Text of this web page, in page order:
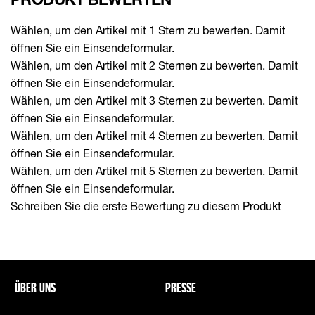
Wählen, um den Artikel mit 1 Stern zu bewerten. Damit
öffnen Sie ein Einsendeformular.
Wählen, um den Artikel mit 2 Sternen zu bewerten. Damit
öffnen Sie ein Einsendeformular.
Wählen, um den Artikel mit 3 Sternen zu bewerten. Damit
öffnen Sie ein Einsendeformular.
Wählen, um den Artikel mit 4 Sternen zu bewerten. Damit
öffnen Sie ein Einsendeformular.
Wählen, um den Artikel mit 5 Sternen zu bewerten. Damit
öffnen Sie ein Einsendeformular.
Schreiben Sie die erste Bewertung zu diesem Produkt
ÜBER UNS
PRESSE